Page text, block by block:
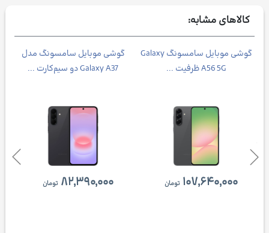
کالاهای مشابه:
گوشی موبایل سامسونگ مدل
Galaxy A37 دو سیم‌کارت ...
۸۲,۳۹۰,۰۰۰ تومان
گوشی موبايل سامسونگ Galaxy
A56 5G ظرفیت ...
۱۰۷,۶۴۰,۰۰۰ تومان